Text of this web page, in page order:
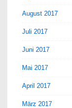
August 2017
Juli 2017
Juni 2017
Mai 2017
April 2017
März 2017